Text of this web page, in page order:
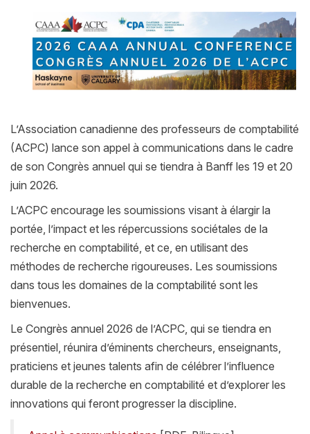
L’Association canadienne des professeurs de comptabilité
(ACPC) lance son appel à communications dans le cadre
de son Congrès annuel qui se tiendra à Banff les 19 et 20
juin 2026.
L’ACPC encourage les soumissions visant à élargir la
portée, l’impact et les répercussions sociétales de la
recherche en comptabilité, et ce, en utilisant des
méthodes de recherche rigoureuses. Les soumissions
dans tous les domaines de la comptabilité sont les
bienvenues.
Le Congrès annuel 2026 de l’ACPC, qui se tiendra en
présentiel, réunira d’éminents chercheurs, enseignants,
praticiens et jeunes talents afin de célébrer l’influence
durable de la recherche en comptabilité et d’explorer les
innovations qui feront progresser la discipline.